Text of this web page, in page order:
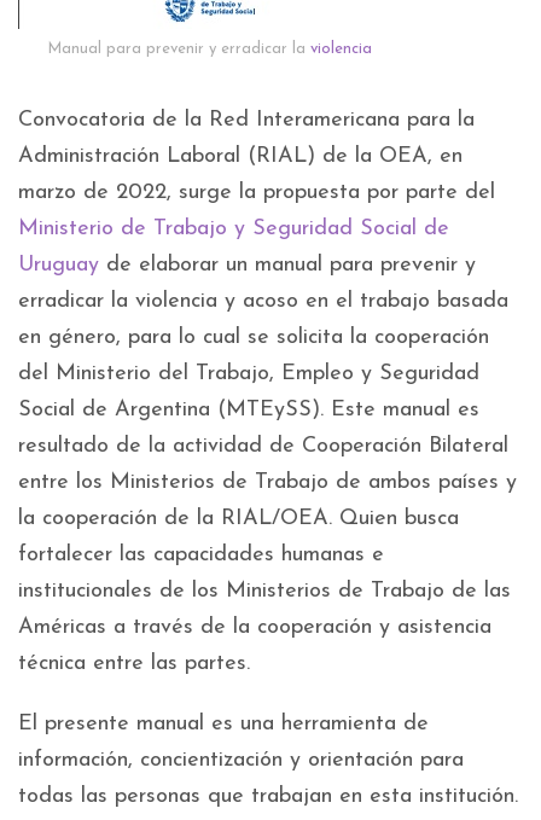
Manual para prevenir y erradicar la violencia
Convocatoria de la Red Interamericana para la
Administración Laboral (RIAL) de la OEA, en
marzo de 2022, surge la propuesta por parte del
Ministerio de Trabajo y Seguridad Social de
Uruguay de elaborar un manual para prevenir y
erradicar la violencia y acoso en el trabajo basada
en género, para lo cual se solicita la cooperación
del Ministerio del Trabajo, Empleo y Seguridad
Social de Argentina (MTEySS). Este manual es
resultado de la actividad de Cooperación Bilateral
entre los Ministerios de Trabajo de ambos países y
la cooperación de la RIAL/OEA. Quien busca
fortalecer las capacidades humanas e
institucionales de los Ministerios de Trabajo de las
Américas a través de la cooperación y asistencia
técnica entre las partes.
El presente manual es una herramienta de
información, concientización y orientación para
todas las personas que trabajan en esta institución.